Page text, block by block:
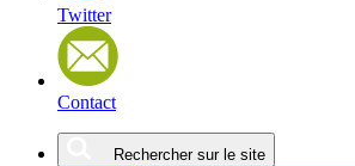
Twitter
Contact
Rechercher sur le site